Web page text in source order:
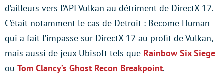
d’ailleurs vers l’API Vulkan au détriment de DirectX 12.
C’était notamment le cas de Detroit : Become Human
qui a fait l’impasse sur DirectX 12 au profit de Vulkan,
mais aussi de jeux Ubisoft tels que Rainbow Six Siege
ou Tom Clancy’s Ghost Recon Breakpoint.